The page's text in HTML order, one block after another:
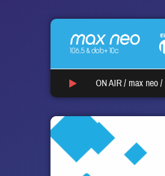
ON AIR / max neo /